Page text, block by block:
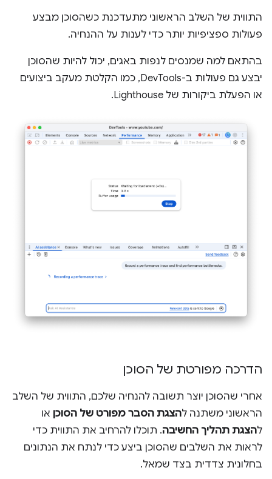
התווית של השלב הראשוני מתעדכנת כשהסוכן מבצע
פעולות ספציפיות יותר כדי לענות על ההנחיה.
בהתאם למה שמנסים לנפות באגים, יכול להיות שהסוכן
יבצע גם פעולות ב-DevTools, כמו הקלטת מעקב ביצועים
או הפעלת ביקורות של Lighthouse.
הדרכה מפורטת של הסוכן
אחרי שהסוכן יוצר תשובה להנחיה שלכם, התווית של השלב
הראשוני משתנה להצגת הסבר מפורט של הסוכן או
להצגת תהליך החשיבה. תוכלו להרחיב את התווית כדי
לראות את השלבים שהסוכן ביצע כדי לנתח את הנתונים
בחלונית צדדית בצד שמאל.